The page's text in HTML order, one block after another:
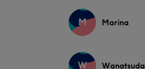
M Marina
W Wanatsuda